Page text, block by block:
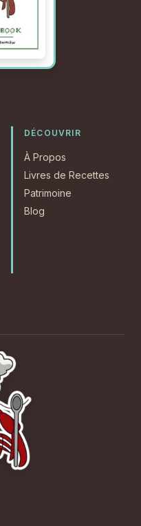
DÉCOUVRIR
À Propos
Livres de Recettes
Patrimoine
Blog